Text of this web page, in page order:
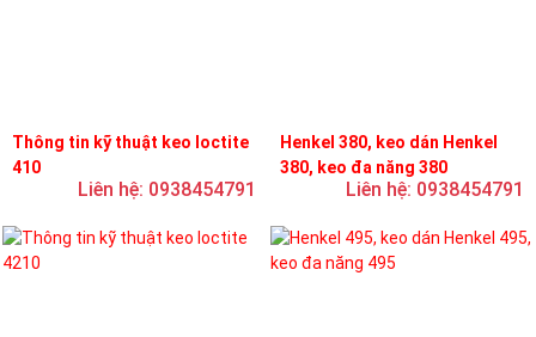
Thông tin kỹ thuật keo loctite
410
Liên hệ: 0938454791
Henkel 380, keo dán Henkel
380, keo đa năng 380
Liên hệ: 0938454791